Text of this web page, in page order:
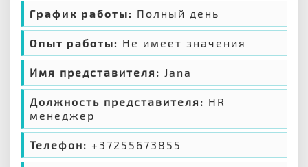
График работы: Полный день
Опыт работы: Не имеет значения
Имя представителя: Jana
Должность представителя: HR
менеджер
Телефон: +37255673855